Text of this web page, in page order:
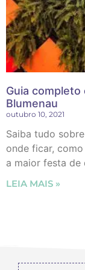
Guia
Blumenau
outubro 10, 2021
Saiba tudo
onde ficar,
a maior festa de
LEIA MAIS »